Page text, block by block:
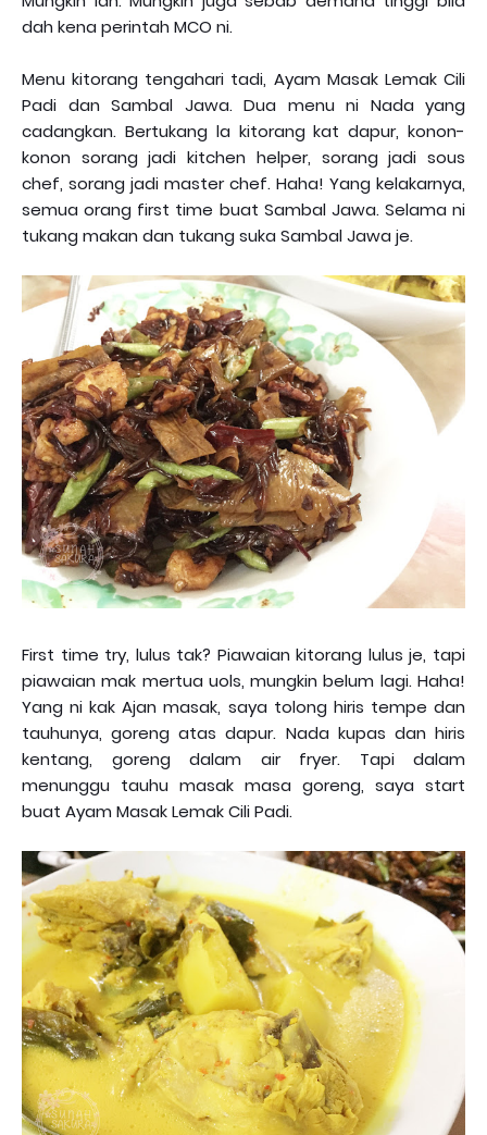
dah kena perintah MCO ni.
Menu kitorang tengahari tadi, Ayam Masak Lemak Cili
Padi dan Sambal Jawa. Dua menu ni Nada yang
cadangkan. Bertukang la kitorang kat dapur, konon-
konon sorang jadi kitchen helper, sorang jadi sous
chef, sorang jadi master chef. Haha! Yang kelakarnya,
semua orang first time buat Sambal Jawa. Selama ni
tukang makan dan tukang suka Sambal Jawa je.
First time try, lulus tak? Piawaian kitorang lulus je, tapi
piawaian mak mertua uols, mungkin belum lagi. Haha!
Yang ni kak Ajan masak, saya tolong hiris tempe dan
tauhunya, goreng atas dapur. Nada kupas dan hiris
kentang, goreng dalam air fryer. Tapi dalam
menunggu tauhu masak masa goreng, saya start
buat Ayam Masak Lemak Cili Padi.